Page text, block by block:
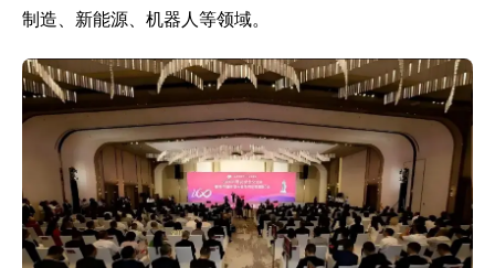
制造、新能源、机器人等领域。